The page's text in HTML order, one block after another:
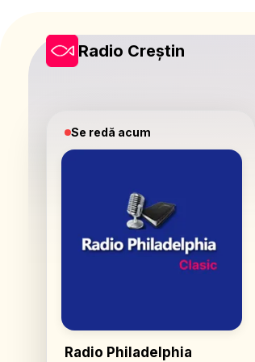
Radio Creștin
Se redă acum
Radio Philadelphia